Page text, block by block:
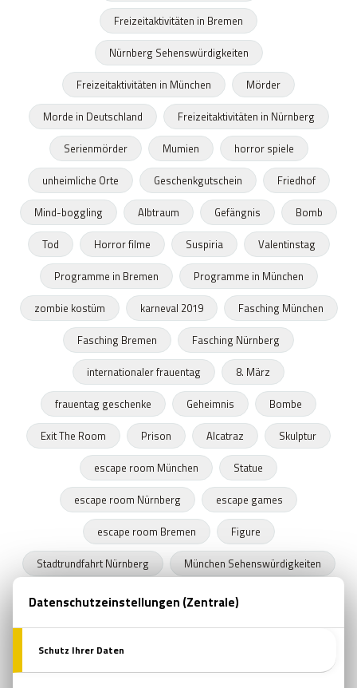
Freizeitaktivitäten in Bremen
Nürnberg Sehenswürdigkeiten
Freizeitaktivitäten in München
Mörder
Morde in Deutschland
Freizeitaktivitäten in Nürnberg
Serienmörder
Mumien
horror spiele
unheimliche Orte
Geschenkgutschein
Friedhof
Mind-boggling
Albtraum Gefängnis
Bomb
Tod
Horror filme Suspiria
Valentinstag
Programme in Bremen
Programme in München
zombie kostüm
karneval 2019
Fasching München
Fasching Bremen
Fasching Nürnberg
internationaler frauentag
8. März
frauentag geschenke
Geheimnis
Bombe
Exit The Room
Prison Alcatraz
Skulptur
escape room München
Statue
escape room Nürnberg
escape games
escape room Bremen
Figure
Stadtrundfahrt Nürnberg
München Sehenswürdigkeiten
Stadtrundfahrt München
Stadtrundfahrt Bremen
Frühling
Programme in Nürnberg
Zeitkapseln